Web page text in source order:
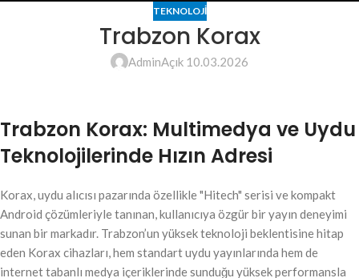
TEKNOLOJI
Trabzon Korax
AdminAçık 10.03.2026
Trabzon Korax: Multimedya ve Uydu
Teknolojilerinde Hızın Adresi
Korax, uydu alıcısı pazarında özellikle "Hitech" serisi ve kompakt
Android çözümleriyle tanınan, kullanıcıya özgür bir yayın deneyimi
sunan bir markadır. Trabzon’un yüksek teknoloji beklentisine hitap
eden Korax cihazları, hem standart uydu yayınlarında hem de
internet tabanlı medya içeriklerinde sunduğu yüksek performansla